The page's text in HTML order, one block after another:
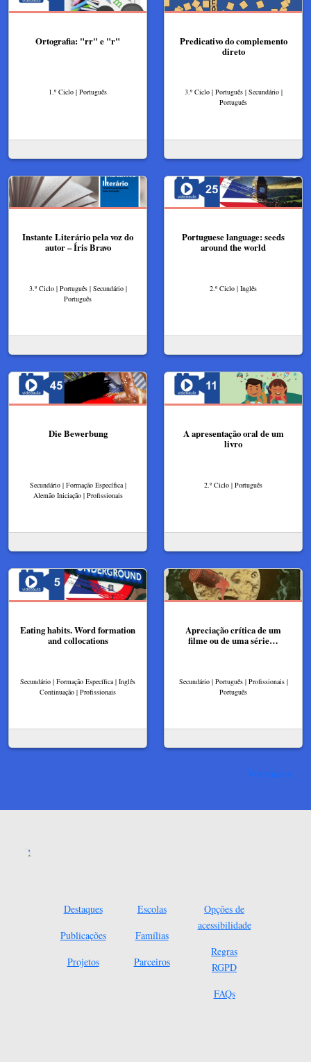
Ortografia: "rr" e "r"
1.º Ciclo | Português
Predicativo do complemento
direto
3.º Ciclo | Português | Secundário |
Português
Instante Literário pela voz do
autor – Íris Bravo​
3.º Ciclo | Português | Secundário |
Português
Portuguese language: seeds
around the world
2.º Ciclo | Inglês
Die Bewerbung
Secundário | Formação Específica |
Alemão Iniciação | Profissionais
A apresentação oral de um
livro
2.º Ciclo | Português
Eating habits​. Word formation
and collocations​
Secundário | Formação Específica | Inglês
Continuação | Profissionais
Apreciação crítica de um
filme ou de uma série…
Secundário | Português | Profissionais |
Português
Ver mais
Destaques
Publicações
Projetos
Escolas
Famílias
Parceiros
Opções de
acessibilidade
Regras
RGPD
FAQs